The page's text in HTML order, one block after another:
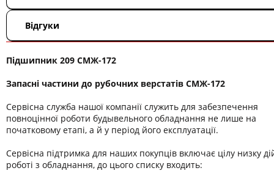
Відгуки
Підшипник 209 СМЖ-172
Запасні частини до рубочних верстатів СМЖ-172
Сервісна служба нашої компанії служить для забезпечення
повноцінної роботи будывельного обладнання не лише на
початковому етапі, а й у період його експлуатації.
Сервісна підтримка для наших покупців включає цілу низку
роботі з обладнання, до цього списку входить: